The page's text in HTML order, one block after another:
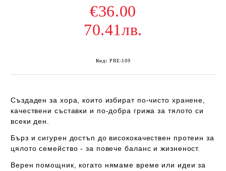
€36.00
70.41лв.
Код: PRE-109
Създаден за хора, които избират по-чисто хранене,
качествени съставки и по-добра грижа за тялото си
всеки ден.
Бърз и сигурен достъп до висококачествен протеин за
цялото семейство - за повече баланс и жизненост.
Верен помощник, когато нямаме време или идеи за